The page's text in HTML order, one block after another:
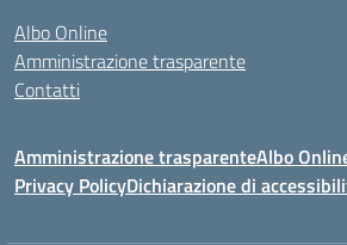
Albo Online
Amministrazione trasparente
Contatti
Amministrazione trasparenteAlbo
Privacy PolicyDichiarazione di